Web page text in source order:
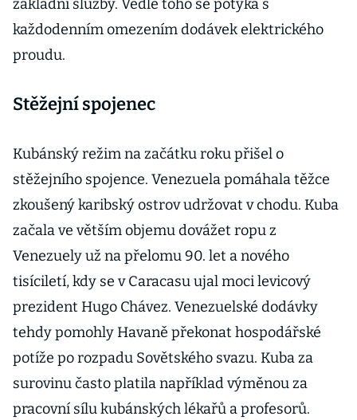
základní služby. Vedle toho se potýká s
každodenním omezením dodávek elektrického
proudu.
Stěžejní spojenec
Kubánský režim na začátku roku přišel o
stěžejního spojence. Venezuela pomáhala těžce
zkoušený karibský ostrov udržovat v chodu. Kuba
začala ve větším objemu dovážet ropu z
Venezuely už na přelomu 90. let a nového
tisíciletí, kdy se v Caracasu ujal moci levicový
prezident Hugo Chávez. Venezuelské dodávky
tehdy pomohly Havaně překonat hospodářské
potíže po rozpadu Sovětského svazu. Kuba za
surovinu často platila například výměnou za
pracovní sílu kubánských lékařů a profesorů.